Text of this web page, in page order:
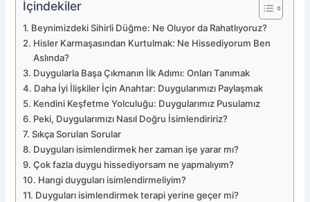
İçindekiler
Beynimizdeki Sihirli Düğme: Ne Oluyor da Rahatlıyoruz?
Hisler Karmaşasından Kurtulmak: Ne Hissediyorum Ben
Aslında?
Duygularla Başa Çıkmanın İlk Adımı: Onları Tanımak
Daha İyi İlişkiler İçin Anahtar: Duygularımızı Paylaşmak
Kendini Keşfetme Yolculuğu: Duygularımız Pusulamız
Peki, Duygularımızı Nasıl Doğru İsimlendiririz?
Sıkça Sorulan Sorular
Duyguları isimlendirmek her zaman işe yarar mı?
Çok fazla duygu hissediyorsam ne yapmalıyım?
Hangi duyguları isimlendirmeliyim?
Duyguları isimlendirmek terapi yerine geçer mi?